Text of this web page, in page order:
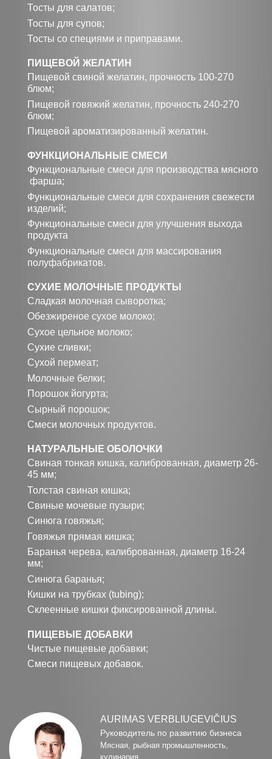
Тосты для салатов;
Тосты для супов;
Тосты со специями и приправами.
ПИЩЕВОЙ ЖЕЛАТИН
Пищевой свиной желатин, прочность 100-270
блюм;
Пищевой говяжий желатин, прочность 240-270
блюм;
Пищевой ароматизированный желатин.
ФУНКЦИОНАЛЬНЫЕ СМЕСИ
Функциональные смеси для производства мясного
фарша;
Функциональные смеси для сохранения свежести
изделий;
Функциональные смеси для улучшения выхода
продукта
Функциональные смеси для массирования
полуфабрикатов.
СУХИЕ МОЛОЧНЫЕ ПРОДУКТЫ
Сладкая молочная сыворотка;
Обезжиреное сухое молоко;
Сухое цельное молоко;
Сухие сливки;
Сухой пермеат;
Молочные белки;
Порошок йогурта;
Сырный порошок;
Смеси молочных продуктов.
НАТУРАЛЬНЫЕ ОБОЛОЧКИ
Свиная тонкая кишка, калиброванная, диаметр 26-
45 мм;
Толстая свиная кишка;
Свиные мочевые пузыри;
Синюга говяжья;
Говяжья прямая кишка;
Баранья черева, калиброванная, диаметр 16-24
мм;
Синюга баранья;
Кишки на трубках (tubing);
Склеенные кишки фиксированной длины.
ПИЩЕВЫЕ ДОБАВКИ
Чистые пищевые добавки;
Смеси пищевых добавок.
AURIMAS VERBLIUGEVIČIUS
Руководитель по развитию бизнеса
Мясная, рыбная промышленность,
кулинария